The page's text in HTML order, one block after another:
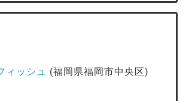
ッシュ
(福岡県福岡市中央区)